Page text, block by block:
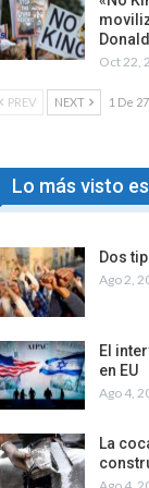
Oct 22,
PREV NEXT 1 De 27
Lo más visto
Dos
Ago 2,
El
en EU
Ago 4,
La